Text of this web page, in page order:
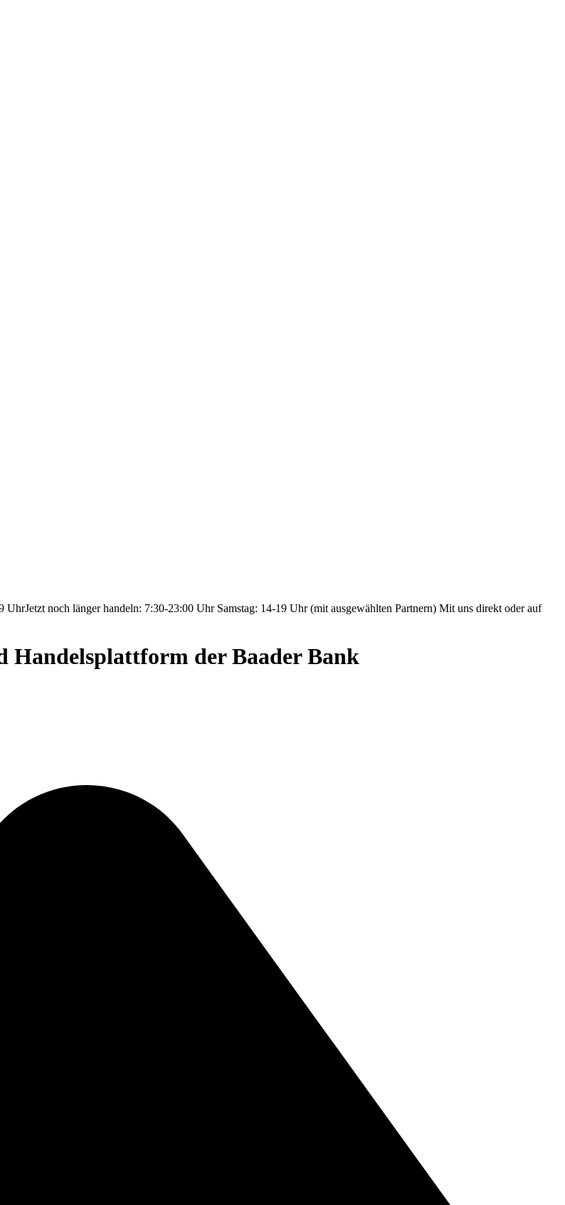
UhrJetzt noch länger handeln: 7:30-23:00 Uhr Samstag: 14-19 Uhr (mit ausgewählten Partnern) Mit uns direkt oder auf
Handelsplattform der Baader Bank